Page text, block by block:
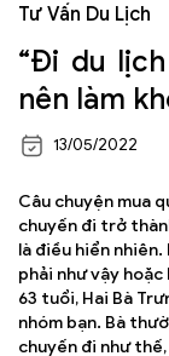
Tư Vấn Du Lịch
“Đi du
nên làm
13/05/2022
Câu chuyện mua
chuyến đi trở
là điều hiển
phải như vậy hoặc
63 tuổi, Hai Bà
nhóm bạn. Bà
chuyến đi như